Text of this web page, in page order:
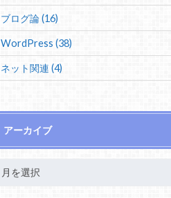
ブログ論 (16)
WordPress (38)
ネット関連 (4)
アーカイブ